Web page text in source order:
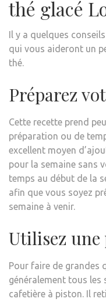
thé glacé
Il y a quelques
qui vous aideront un
thé.
Préparez
Cette recette prend
préparation ou de
excellent moyen
pour la semaine sans
temps au début de la
afin que vous soyez
semaine à venir.
Utilisez une
Pour faire de grandes
généralement tous les
cafetière à piston. Il